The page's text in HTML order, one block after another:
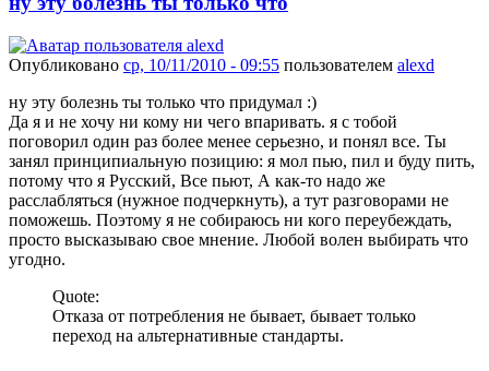
Опубликовано ср, 10/11/2010 - 09:55 пользователем alexd
ну эту болезнь ты только что придумал :)
Да я и не хочу ни кому ни чего впаривать. я с тобой
поговорил один раз более менее серьезно, и понял все. Ты
занял принципиальную позицию: я мол пью, пил и буду пить,
потому что я Русский, Все пьют, А как-то надо же
расслабляться (нужное подчеркнуть), а тут разговорами не
поможешь. Поэтому я не собираюсь ни кого переубеждать,
просто высказываю свое мнение. Любой волен выбирать что
угодно.
Quote:
Отказа от потребления не бывает, бывает только
переход на альтернативные стандарты.